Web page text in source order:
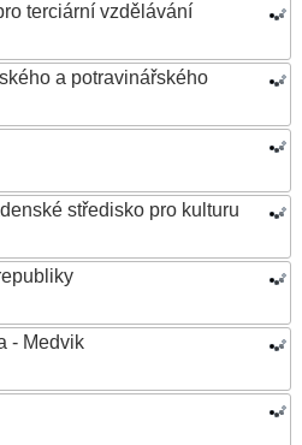
terciární vzdělávání
a potravinářského
středisko pro kulturu
- Medvik